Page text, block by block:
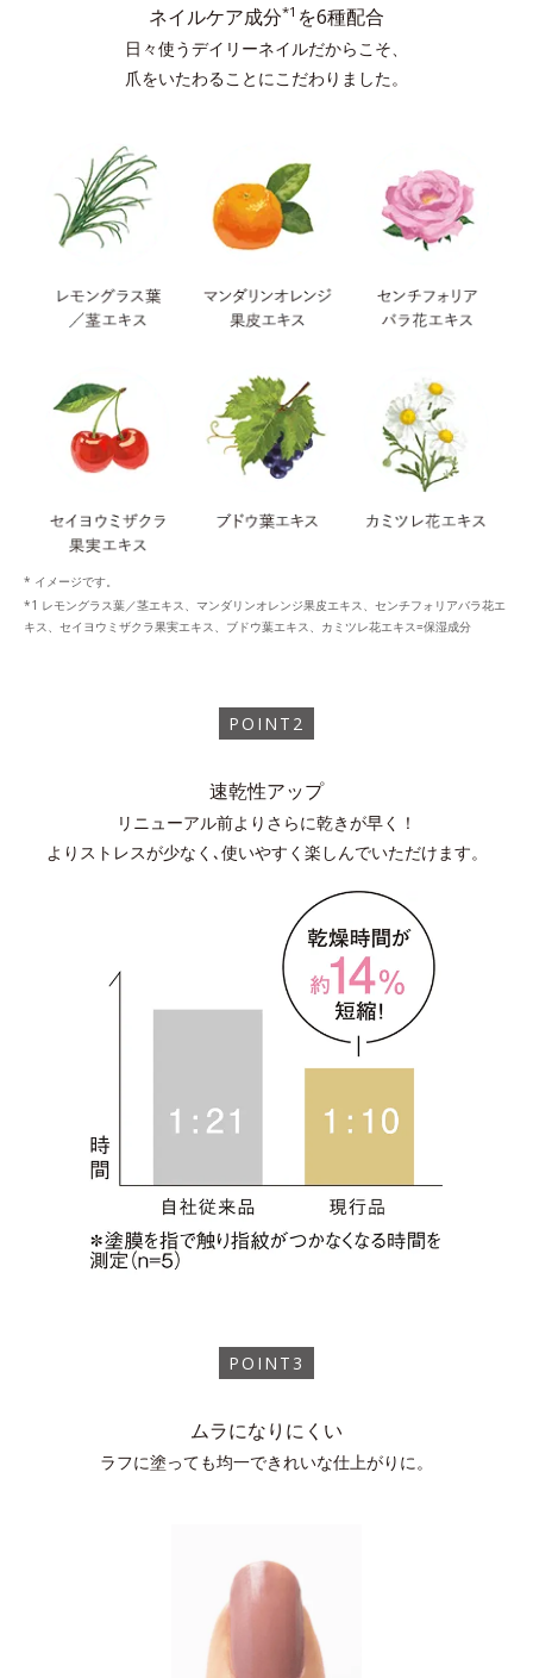
ネイルケア成分*1 を6種配合
日々使うデイリーネイルだからこそ、
爪をいたわることにこだわりました。
* イメージです。
レモングラス葉／茎エキス、マンダリンオレンジ果皮エキス、センチフォリアバラ花エ
キス、セイヨウミザクラ果実エキス、ブドウ葉エキス、カミツレ花エキス=保湿成分
POINT2
速乾性アップ
リニューアル前よりさらに乾きが早く！
よりストレスが少なく､使いやすく楽しんでいただけます。
POINT3
ムラになりにくい
ラフに塗っても均一できれいな仕上がりに。